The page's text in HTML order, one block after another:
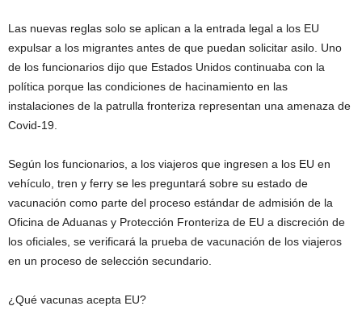
Las nuevas reglas solo se aplican a la entrada legal a los EU
expulsar a los migrantes antes de que puedan solicitar asilo. Uno
de los funcionarios dijo que Estados Unidos continuaba con la
política porque las condiciones de hacinamiento en las
instalaciones de la patrulla fronteriza representan una amenaza de
Covid-19.
Según los funcionarios, a los viajeros que ingresen a los EU en
vehículo, tren y ferry se les preguntará sobre su estado de
vacunación como parte del proceso estándar de admisión de la
Oficina de Aduanas y Protección Fronteriza de EU a discreción de
los oficiales, se verificará la prueba de vacunación de los viajeros
en un proceso de selección secundario.
¿Qué vacunas acepta EU?